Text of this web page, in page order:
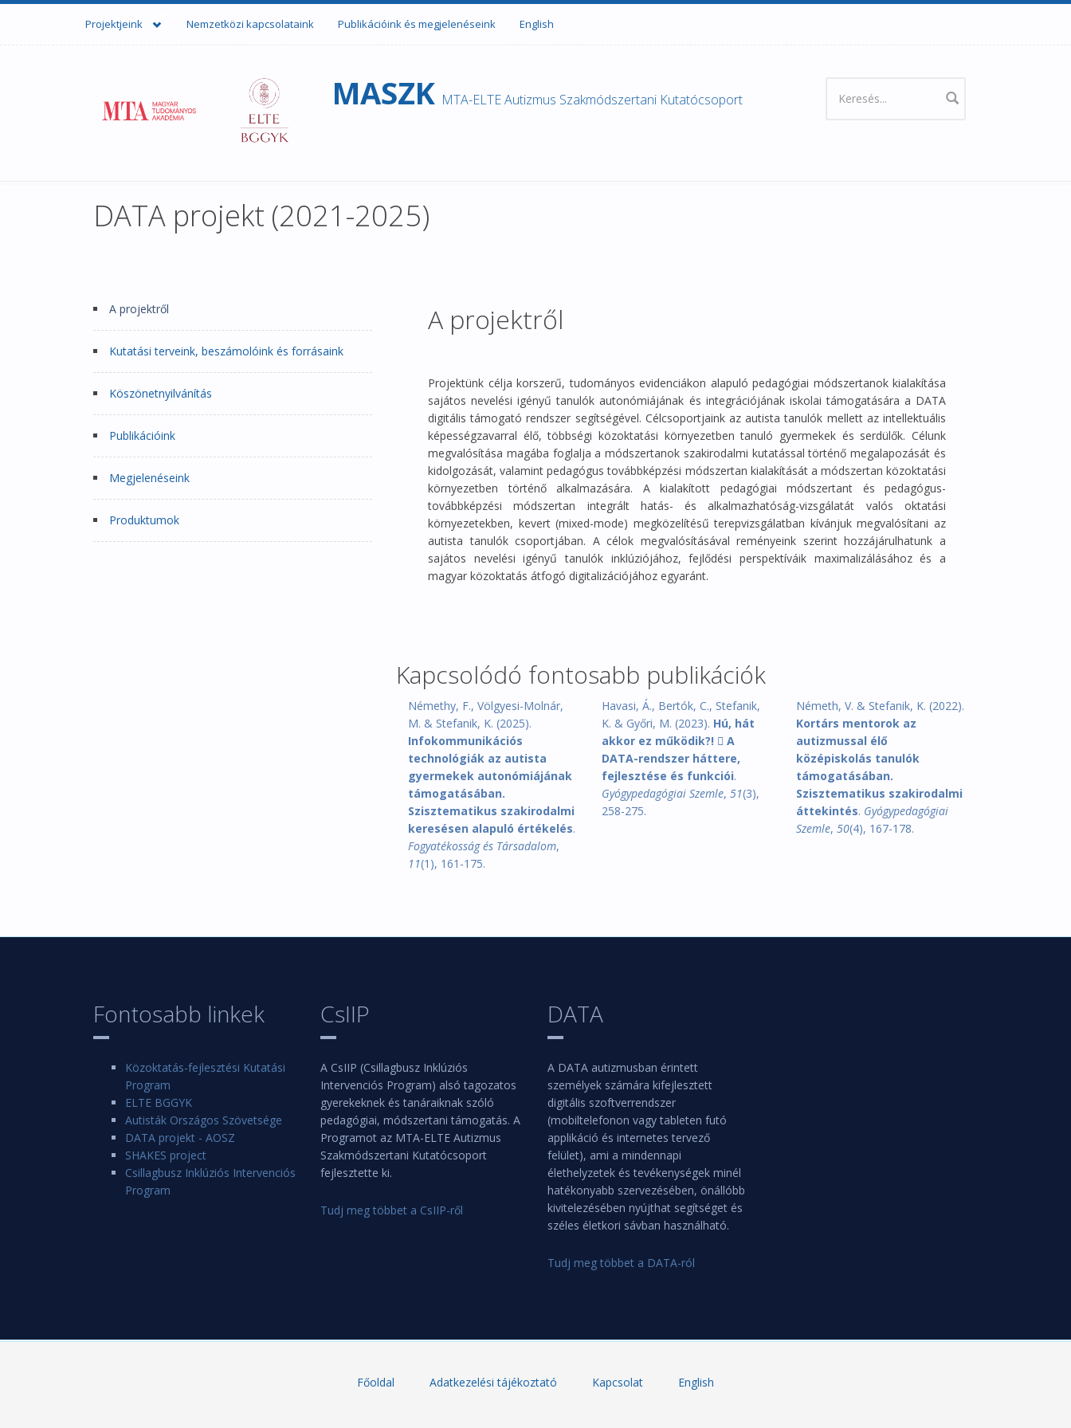
Ugrás a tartalomra
Projektjeink Nemzetközi kapcsolataink Publikációink és megjelenéseink English
MASZK MTA-ELTE Autizmus Szakmódszertani Kutatócsoport Keresés űrlap
DATA projekt (2021-2025)
A projektről
Kutatási terveink, beszámolóink és forrásaink
Köszönetnyilvánítás
Publikációink
Megjelenéseink
Produktumok
A projektről
Projektünk célja korszerű, tudományos evidenciákon alapuló pedagógiai módszertanok kialakítása
sajátos nevelési igényű tanulók autonómiájának és integrációjának iskolai támogatására a DATA
digitális támogató rendszer segítségével. Célcsoportjaink az autista tanulók mellett az intellektuális
képességzavarral élő, többségi közoktatási környezetben tanuló gyermekek és serdülők. Célunk
megvalósítása magába foglalja a módszertanok szakirodalmi kutatással történő megalapozását és
kidolgozását, valamint pedagógus továbbképzési módszertan kialakítását a módszertan közoktatási
környezetben történő alkalmazására. A kialakított pedagógiai módszertant és pedagógus-
továbbképzési módszertan integrált hatás- és alkalmazhatóság-vizsgálatát valós oktatási
környezetekben, kevert (mixed-mode) megközelítésű terepvizsgálatban kívánjuk megvalósítani az
autista tanulók csoportjában. A célok megvalósításával reményeink szerint hozzájárulhatunk a
sajátos nevelési igényű tanulók inklúziójához, fejlődési perspektíváik maximalizálásához és a
magyar közoktatás átfogó digitalizációjához egyaránt.
Kapcsolódó fontosabb publikációk
Némethy, F., Völgyesi-Molnár,
M. & Stefanik, K. (2025).
Infokommunikációs
technológiák az autista
gyermekek autonómiájának
támogatásában.
Szisztematikus szakirodalmi
keresésen alapuló értékelés.
Fogyatékosság és Társadalom,
11(1), 161-175.
Havasi, Á., Bertók, C., Stefanik,
K. & Győri, M. (2023). Hú, hát
akkor ez működik?!  A
DATA-rendszer háttere,
fejlesztése és funkciói.
Gyógypedagógiai Szemle,51(3),
258-275.
Németh, V. & Stefanik, K. (2022).
Kortárs mentorok az
autizmussal élő
középiskolás tanulók
támogatásában.
Szisztematikus szakirodalmi
áttekintés. Gyógypedagógiai
Szemle, 50(4), 167-178.
Fontosabb linkek
Közoktatás-fejlesztési Kutatási
Program
ELTE BGGYK
Autisták Országos Szövetsége
DATA projekt - AOSZ
SHAKES project
Csillagbusz Inklúziós Intervenciós
Program
CsIIP
A CsIIP (Csillagbusz Inklúziós
Intervenciós Program) alsó tagozatos
gyerekeknek és tanáraiknak szóló
pedagógiai, módszertani támogatás. A
Programot az MTA-ELTE Autizmus
Szakmódszertani Kutatócsoport
fejlesztette ki.
Tudj meg többet a CsIIP-ről
DATA
A DATA autizmusban érintett
személyek számára kifejlesztett
digitális szoftverrendszer
(mobiltelefonon vagy tableten futó
applikáció és internetes tervező
felület), ami a mindennapi
élethelyzetek és tevékenységek minél
hatékonyabb szervezésében, önállóbb
kivitelezésében nyújthat segítséget és
széles életkori sávban használható.
Tudj meg többet a DATA-ról
Főoldal Adatkezelési tájékoztató Kapcsolat English